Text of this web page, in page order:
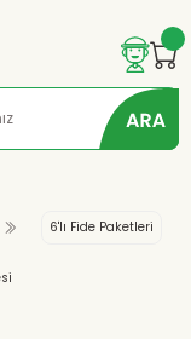
6'lı Fide Paketleri